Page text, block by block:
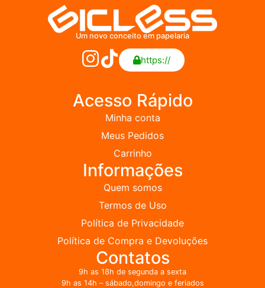
Um novo conceito em papelaria
https://
Acesso Rápido
Minha conta
Meus Pedidos
Carrinho
Informações
Quem somos
Termos de Uso
Política de Privacidade
Política de Compra e Devoluções
Contatos
9h as 18h de segunda a sexta
9h as 14h – sábado,domingo e feriados